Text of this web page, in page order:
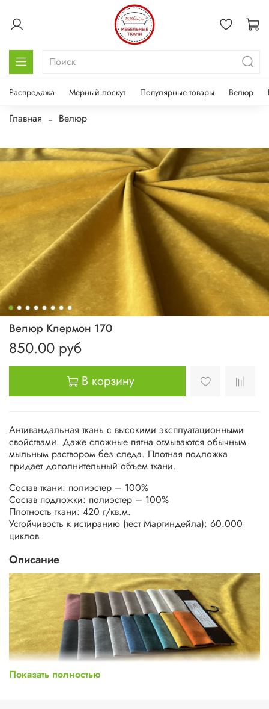
Распродажа Мерный лоскут Популярные товары Велюр
Главная Велюр
Велюр Клермон 170
850.00 руб
В корзину
Антивандальная ткань с высокими эксплуатационными
свойствами. Даже сложные пятна отмываются обычным
мыльным раствором без следа. Плотная подложка
придает дополнительный объем ткани.
Состав ткани: полиэстер – 100%
Состав подложки: полиэстер – 100%
Плотность ткани: 420 г/кв.м.
Устойчивость к истиранию (тест Мартиндейла): 60.000
циклов
Описание
Показать полностью